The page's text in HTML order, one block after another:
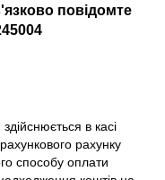
повідомте
в касі
рахунку
способу оплати